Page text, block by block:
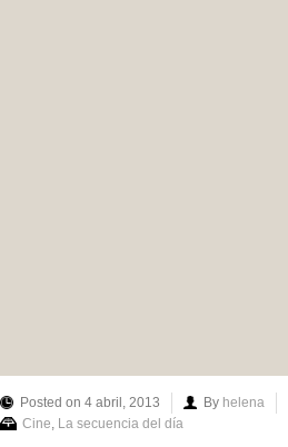
Posted on 4 abril, 2013 By helena
Cine La secuencia del día